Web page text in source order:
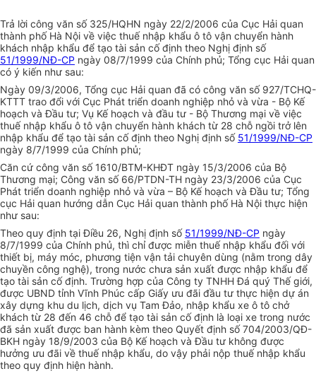
Trả lời công văn số 325/HQHN ngày 22/2/2006 của Cục Hải quan
thành phố Hà Nội về việc thuế nhập khẩu ô tô vận chuyển hành
khách nhập khẩu để tạo tài sản cố định theo Nghị định số
51/1999/NĐ-CP ngày 08/7/1999 của Chính phủ; Tổng cục Hải quan
có ý kiến như sau:
Ngày 09/3/2006, Tổng cục Hải quan đã có công văn số 927/TCHQ-
KTTT trao đổi với Cục Phát triển doanh nghiệp nhỏ và vừa - Bộ Kế
hoạch và Đầu tư; Vụ Kế hoạch và đầu tư - Bộ Thương mại về việc
thuế nhập khẩu ô tô vận chuyển hành khách từ 28 chỗ ngồi trở lên
nhập khẩu để tạo tài sản cố định theo Nghị định số 51/1999/NĐ-CP
ngày 8/7/1999 của Chính phủ;
Căn cứ công văn số 1610/BTM-KHĐT ngày 15/3/2006 của Bộ
Thương mại; Công văn số 66/PTDN-TH ngày 23/3/2006 của Cục
Phát triển doanh nghiệp nhỏ và vừa – Bộ Kế hoạch và Đầu tư; Tổng
cục Hải quan hướng dẫn Cục Hải quan thành phố Hà Nội thực hiện
như sau:
Theo quy định tại Điều 26, Nghị định số 51/1999/NĐ-CP ngày
8/7/1999 của Chính phủ, thì chỉ được miễn thuế nhập khẩu đối với
thiết bị, máy móc, phương tiện vận tải chuyên dùng (nằm trong dây
chuyền công nghệ), trong nước chưa sản xuất được nhập khẩu để
tạo tài sản cố định. Trường hợp của Công ty TNHH Đá quý Thế giới,
được UBND tỉnh Vĩnh Phúc cấp Giấy ưu đãi đầu tư thực hiện dự án
xây dựng khu du lịch, dịch vụ Tam Đảo, nhập khẩu xe ô tô chở
khách từ 28 đến 46 chỗ để tạo tài sản cố định là loại xe trong nước
đã sản xuất được ban hành kèm theo Quyết định số 704/2003/QĐ-
BKH ngày 18/9/2003 của Bộ Kế hoạch và Đầu tư không được
hưởng ưu đãi về thuế nhập khẩu, do vậy phải nộp thuế nhập khẩu
theo quy định hiện hành.